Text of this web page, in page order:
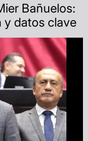
Bañuelos:
y datos clave